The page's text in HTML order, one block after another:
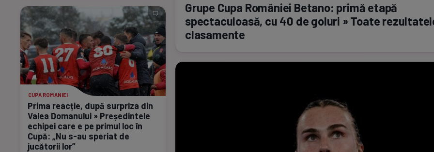
CUPA ROMANIEI
Prima reacție, după surpriza din
Valea Domanului » Președintele
echipei care e pe primul loc în
Cupă: „Nu s-au speriat de
jucătorii lor”
1
Grupe Cupa României Betano: primă etapă
spectaculoasă, cu 40 de goluri » Toate
clasamente